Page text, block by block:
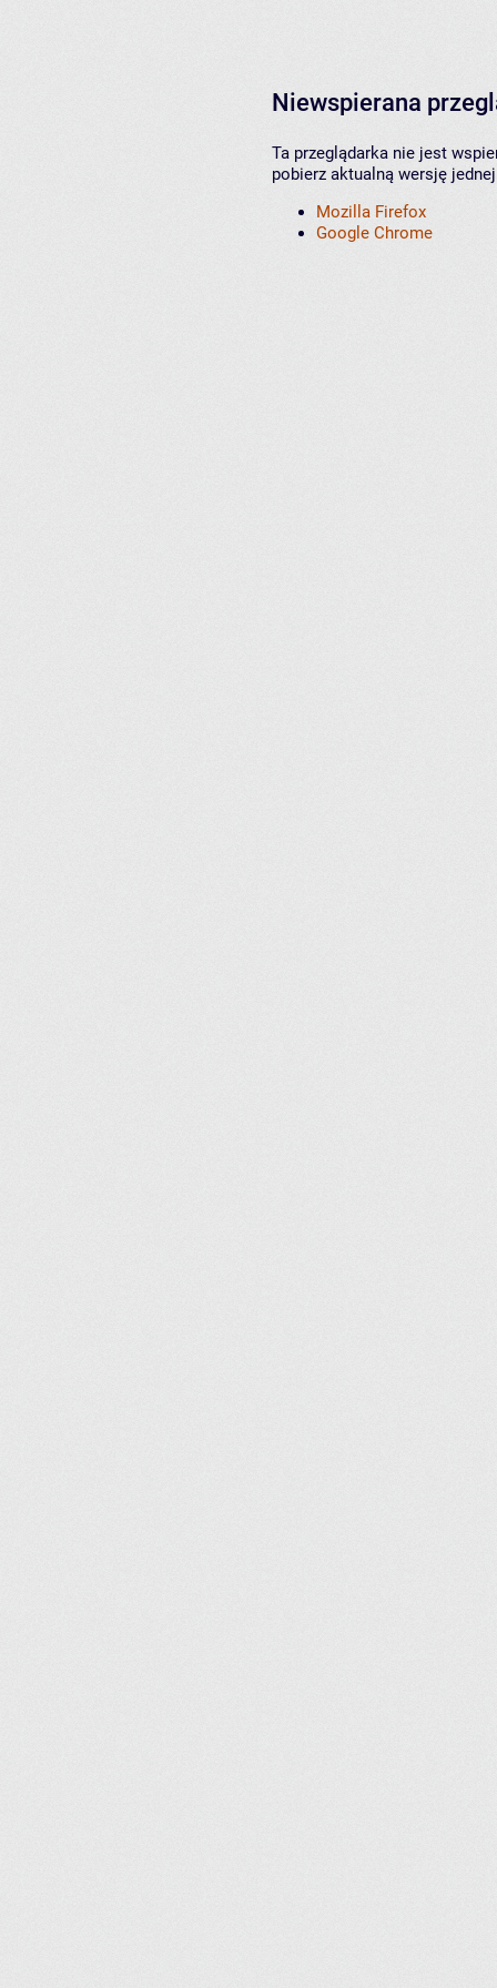
Niewspierana
Ta przeglądarka nie jest
pobierz aktualną wersję
Mozilla Firefox
Google Chrome